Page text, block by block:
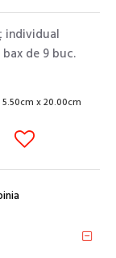
individual
de 9 buc.
x 20.00cm